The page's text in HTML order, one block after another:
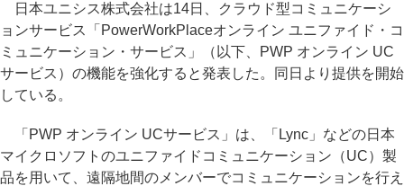
日本ユニシス株式会社は14日、クラウド型コミュニケーシ
ョンサービス「PowerWorkPlaceオンライン ユニファイド・コ
ミュニケーション・サービス」（以下、PWP オンライン UC
サービス）の機能を強化すると発表した。同日より提供を開始
している。
「PWP オンライン UCサービス」は、「Lync」などの日本
マイクロソフトのユニファイドコミュニケーション（UC）製
品を用いて、遠隔地間のメンバーでコミュニケーションを行え